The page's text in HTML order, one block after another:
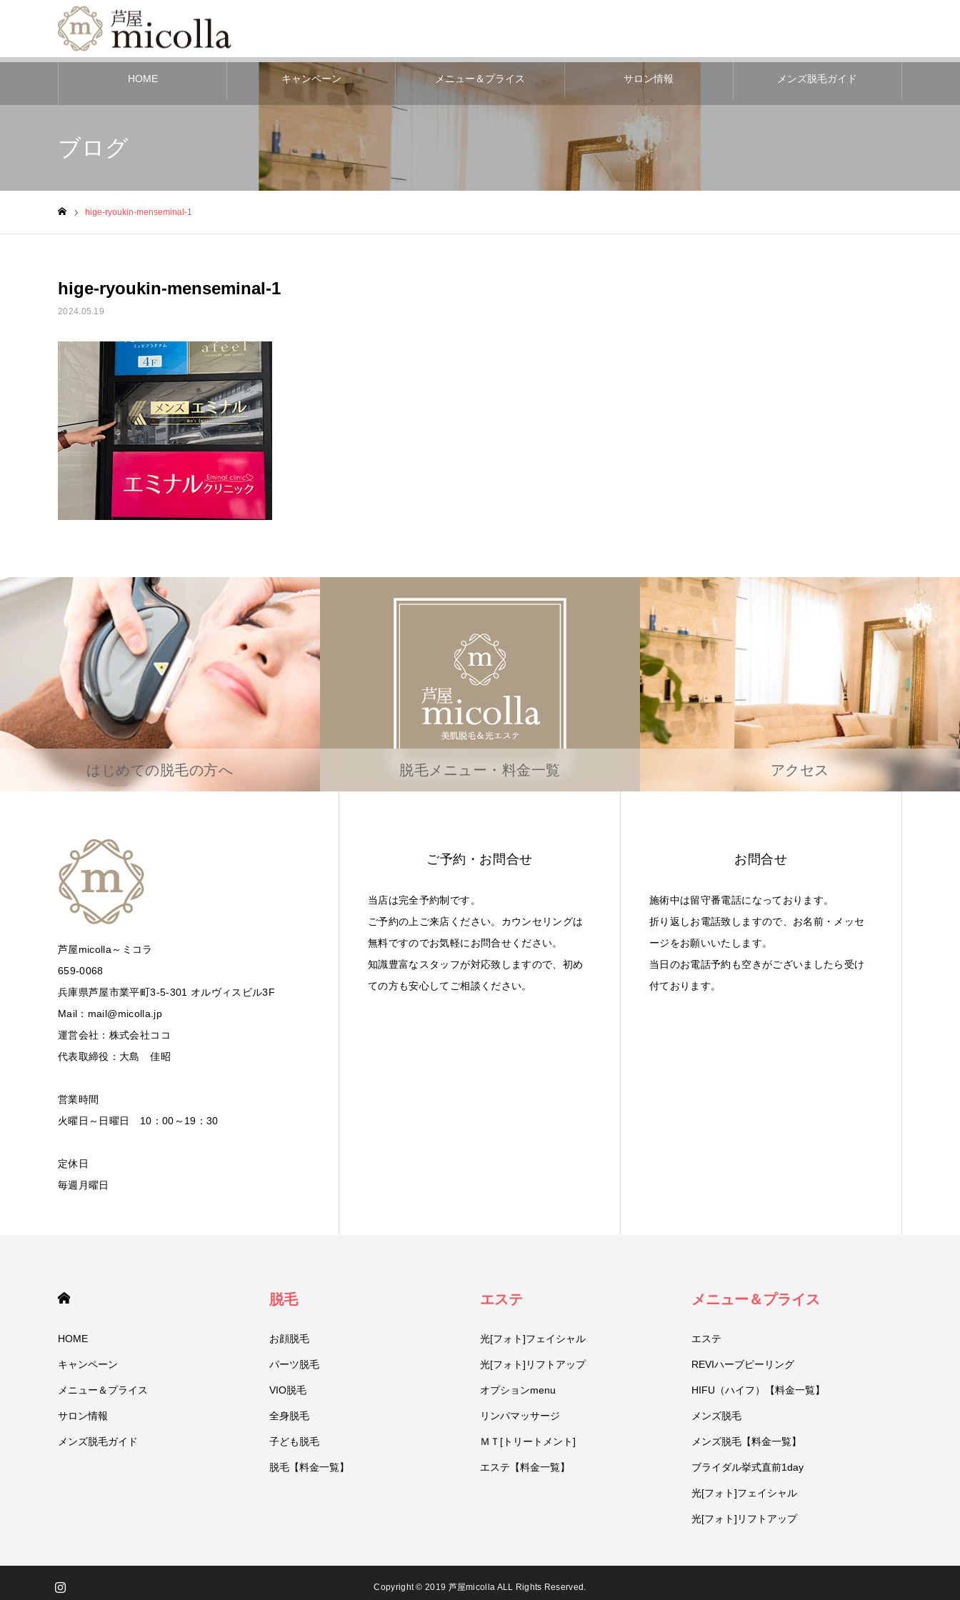
HOME キャンペーン メニュー＆プライス サロン情報 メンズ脱毛ガイド
ブログ
hige-ryoukin-menseminal-1
hige-ryoukin-menseminal-1
2024.05.19
はじめての脱毛の方へ 脱毛メニュー・料金一覧 アクセス
芦屋micolla～ミコラ
659-0068
兵庫県芦屋市業平町3-5-301 オルヴィスビル3F
Mail：mail@micolla.jp
運営会社：株式会社ココ
代表取締役：大島 佳昭
営業時間
火曜日～日曜日 10：00～19：30
定休日
毎週月曜日
ご予約・お問合せ
当店は完全予約制です。
ご予約の上ご来店ください。カウンセリングは
無料ですのでお気軽にお問合せください。
知識豊富なスタッフが対応致しますので、初め
ての方も安心してご相談ください。
お問合せ
施術中は留守番電話になっております。
折り返しお電話致しますので、お名前・メッセ
ージをお願いいたします。
当日のお電話予約も空きがございましたら受け
付ております。
HOME
キャンペーン
メニュー＆プライス
サロン情報
メンズ脱毛ガイド
脱毛
お顔脱毛
パーツ脱毛
VIO脱毛
全身脱毛
子ども脱毛
脱毛【料金一覧】
エステ
光[フォト]フェイシャル
光[フォト]リフトアップ
オプションmenu
リンパマッサージ
ＭＴ[トリートメント]
エステ【料金一覧】
メニュー＆プライス
エステ
REVIハーブピーリング
HIFU（ハイフ）【料金一覧】
メンズ脱毛
メンズ脱毛【料金一覧】
ブライダル挙式直前1day
光[フォト]フェイシャル
光[フォト]リフトアップ
Copyright © 2019 芦屋micolla ALL Rights Reserved.